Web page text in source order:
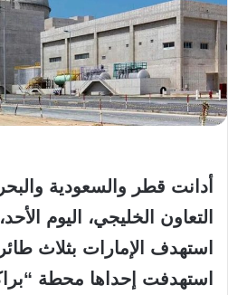
أدانت قطر والسعودية
التعاون الخليجي، اليوم
استهدف الإمارات بثلاث
استهدفت إحداها محطة